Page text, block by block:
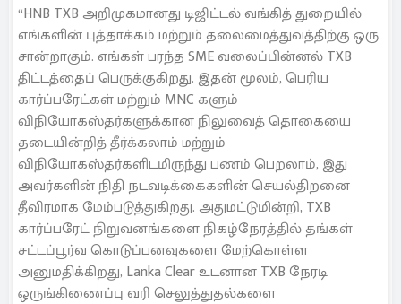
“HNB TXB அறிமுகமானது டிஜிட்டல் வங்கித் துறையில்
எங்களின் புத்தாக்கம் மற்றும் தலைமைத்துவத்திற்கு ஒரு
சான்றாகும். எங்கள் பரந்த SME வலைப்பின்னல் TXB
திட்டத்தைப் பெருக்குகிறது. இதன் மூலம், பெரிய
கார்ப்பரேட்கள் மற்றும் MNC களும்
விநியோகஸ்தர்களுக்கான நிலுவைத் தொகையை
தடையின்றித் தீர்க்கலாம் மற்றும்
விநியோகஸ்தர்களிடமிருந்து பணம் பெறலாம், இது
அவர்களின் நிதி நடவடிக்கைகளின் செயல்திறனை
தீவிரமாக மேம்படுத்துகிறது. அதுமட்டுமின்றி, TXB
கார்ப்பரேட் நிறுவனங்களை நிகழ்நேரத்தில் தங்கள்
சட்டப்பூர்வ கொடுப்பனவுகளை மேற்கொள்ள
அனுமதிக்கிறது, Lanka Clear உடனான TXB நேரடி
ஒருங்கிணைப்பு வரி செலுத்துதல்களை